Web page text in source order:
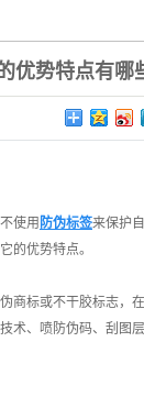
优势特点有哪
使用 防伪标签来保护
的优势特点。
标或不干胶标志，
术、喷防伪码、刮